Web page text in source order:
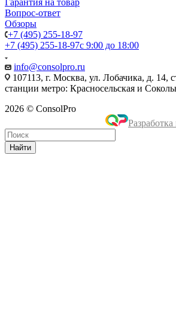
Вопрос-ответ
Обзоры
+7 (495) 255-18-97
+7 (495) 255-18-97с 9:00 до 18:00
info@consolpro.ru
107113, г. Москва, ул. Лобачика, д. 14,
станции метро: Красносельская и
2026 © ConsolPro
Найти